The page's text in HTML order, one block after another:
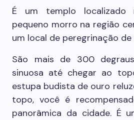
É um templo
pequeno morro na região
um local de peregrinação
São mais de 300
sinuosa até chegar ao
estupa budista de ouro
topo, você é
panorâmica da cidade. É